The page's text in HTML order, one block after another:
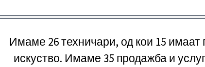
Имаме 26 техничари, од кои 15 имаат
искуство. Имаме 35 продажба и